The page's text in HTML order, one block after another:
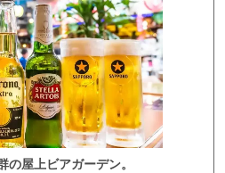
屋上ビアガーデン。